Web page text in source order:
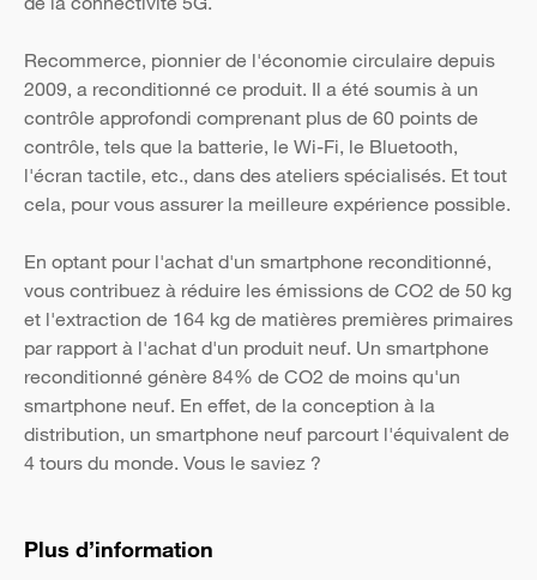
Recommerce, pionnier de l'économie circulaire depuis
2009, a reconditionné ce produit. Il a été soumis à un
contrôle approfondi comprenant plus de 60 points de
contrôle, tels que la batterie, le Wi-Fi, le Bluetooth,
l'écran tactile, etc., dans des ateliers spécialisés. Et tout
cela, pour vous assurer la meilleure expérience possible.
En optant pour l'achat d'un smartphone reconditionné,
vous contribuez à réduire les émissions de CO2 de 50 kg
et l'extraction de 164 kg de matières premières primaires
par rapport à l'achat d'un produit neuf. Un smartphone
reconditionné génère 84% de CO2 de moins qu'un
smartphone neuf. En effet, de la conception à la
distribution, un smartphone neuf parcourt l'équivalent de
4 tours du monde. Vous le saviez ?
Plus d’information